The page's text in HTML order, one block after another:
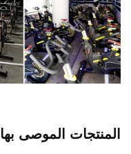
المنتجات الموصى بها